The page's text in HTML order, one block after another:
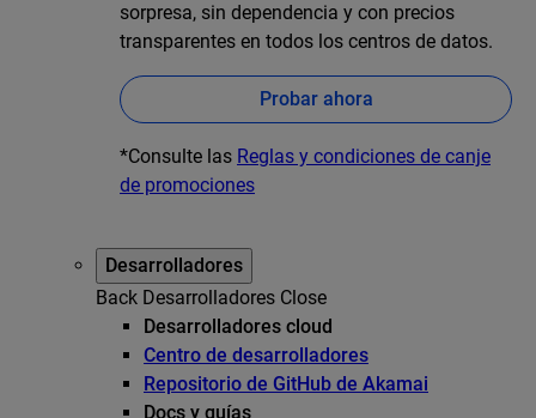
sorpresa, sin dependencia y con precios
transparentes en todos los centros de datos.
Probar ahora
*Consulte las Reglas y condiciones de canje
de promociones
Desarrolladores
Back Desarrolladores Close
Desarrolladores cloud
Centro de desarrolladores
Repositorio de GitHub de Akamai
Docs y guías